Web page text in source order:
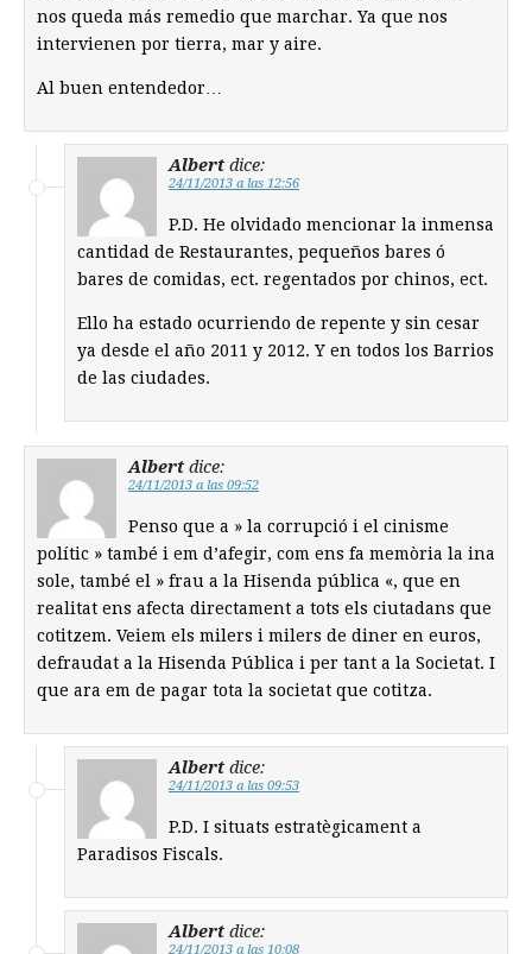
nos queda más remedio que marchar. Ya que nos
intervienen por tierra, mar y aire.
Al buen entendedor…
Albert dice:
24/11/2013 a las 12:56
P.D. He olvidado mencionar la inmensa
cantidad de Restaurantes, pequeños bares ó
bares de comidas, ect. regentados por chinos, ect.
Ello ha estado ocurriendo de repente y sin cesar
ya desde el año 2011 y 2012. Y en todos los Barrios
de las ciudades.
Albert dice:
24/11/2013 a las 09:52
Penso que a » la corrupció i el cinisme
polític » també i em d’afegir, com ens fa memòria la ina
sole, també el » frau a la Hisenda pública «, que en
realitat ens afecta directament a tots els ciutadans que
cotitzem. Veiem els milers i milers de diner en euros,
defraudat a la Hisenda Pública i per tant a la Societat. I
que ara em de pagar tota la societat que cotitza.
Albert dice:
24/11/2013 a las 09:53
P.D. I situats estratègicament a
Paradisos Fiscals.
Albert dice:
24/11/2013 a las 10:08